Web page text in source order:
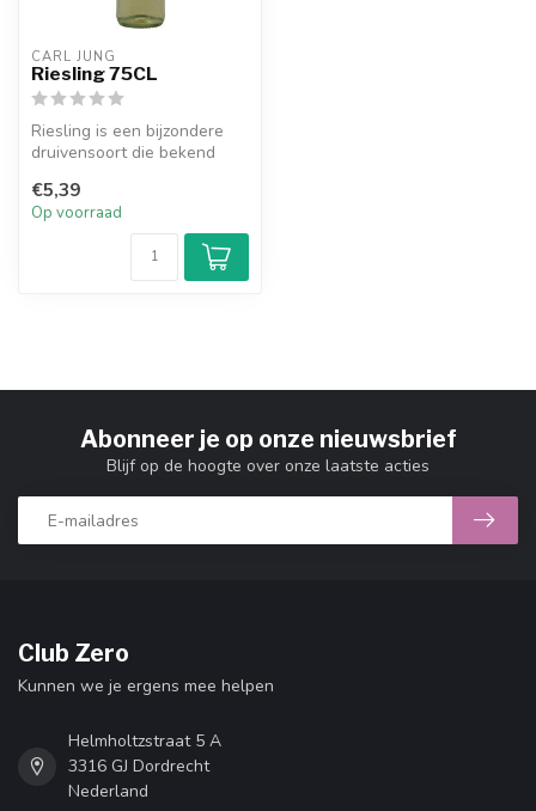
CARL JUNG
Riesling 75CL
Riesling is een bijzondere
druivensoort die bekend
van h...
€5,39
Op voorraad
Abonneer je op onze nieuwsbrief
Blijf op de hoogte over onze laatste acties
Club Zero
Kunnen we je ergens mee helpen
Helmholtzstraat 5 A
3316 GJ Dordrecht
Nederland